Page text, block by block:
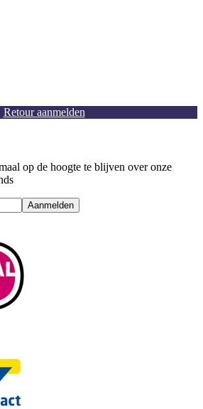
Retour aanmelden
op de hoogte te blijven over onze
Aanmelden